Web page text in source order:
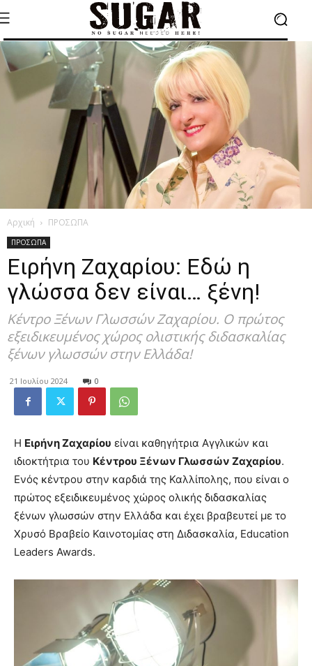
Αρχική ΠΡΟΣΩΠΑ
ΠΡΟΣΩΠΑ
Ειρήνη Ζαχαρίου: Εδώ η
γλώσσα δεν είναι… ξένη!
Κέντρο Ξένων Γλωσσών Ζαχαρίου. O πρώτος
εξειδικευμένος χώρος ολιστικής διδασκαλίας
ξένων γλωσσών στην Ελλάδα!
21 Ιουλίου 2024 0
Η Ειρήνη Ζαχαρίου είναι καθηγήτρια Αγγλικών και
ιδιοκτήτρια του Κέντρου Ξένων Γλωσσών Ζαχαρίου.
Ενός κέντρου στην καρδιά της Καλλίπολης, που είναι ο
πρώτος εξειδικευμένος χώρος ολικής διδασκαλίας
ξένων γλωσσών στην Ελλάδα και έχει βραβευτεί με το
Χρυσό Βραβείο Καινοτομίας στη Διδασκαλία, Education
Leaders Awards.